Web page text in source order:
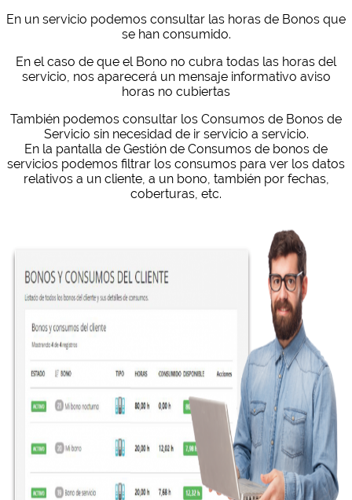
En un servicio podemos consultar las horas de Bonos que
se han consumido.
En el caso de que el Bono no cubra todas las horas del
servicio, nos aparecerá un mensaje informativo aviso
horas no cubiertas
También podemos consultar los Consumos de Bonos de
Servicio sin necesidad de ir servicio a servicio.
En la pantalla de Gestión de Consumos de bonos de
servicios podemos filtrar los consumos para ver los datos
relativos a un cliente, a un bono, también por fechas,
coberturas, etc.